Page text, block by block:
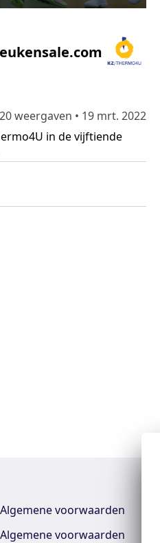
weergaven • 19 mrt. 2022
in de vijftiende
Algemene voorwaarden
Algemene voorwaarden